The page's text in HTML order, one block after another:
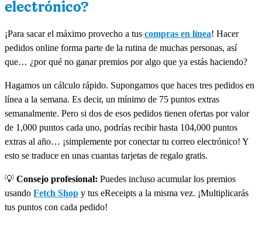
electrónico?
¡Para sacar el máximo provecho a tus compras en línea! Hacer
pedidos online forma parte de la rutina de muchas personas, así
que… ¿por qué no ganar premios por algo que ya estás haciendo?
Hagamos un cálculo rápido. Supongamos que haces tres pedidos en
línea a la semana. Es decir, un mínimo de 75 puntos extras
semanalmente. Pero si dos de esos pedidos tienen ofertas por valor
de 1,000 puntos cada uno, podrías recibir hasta 104,000 puntos
extras al año… ¡simplemente por conectar tu correo electrónico! Y
esto se traduce en unas cuantas tarjetas de regalo gratis.
💡 Consejo profesional: Puedes incluso acumular los premios
usando Fetch Shop y tus eReceipts a la misma vez. ¡Multiplicarás
tus puntos con cada pedido!